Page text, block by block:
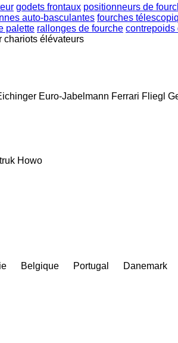
godets frontaux positionneurs de
auto-basculantes fourches
palette rallonges de fourche contrepoids
chariots élévateurs
Euro-Jabelmann Ferrari Fliegl
Howo
Belgique Portugal Danemark